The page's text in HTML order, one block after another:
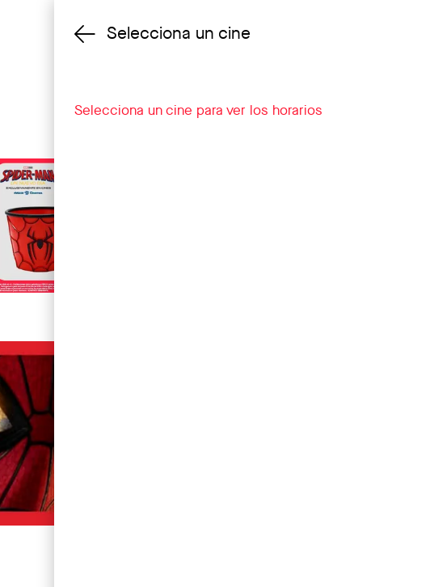
Cambiar cine
Selecciona un cine
Selecciona un cine para ver los horarios